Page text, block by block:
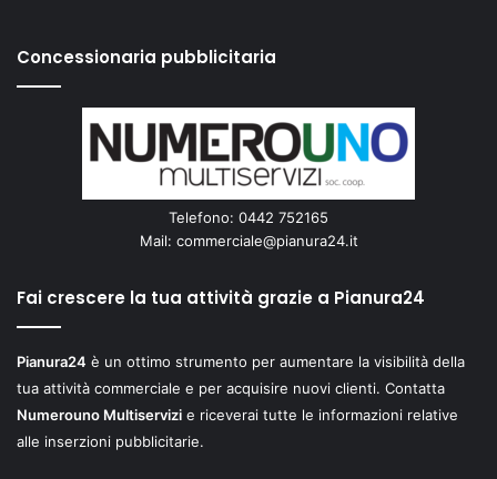
Concessionaria pubblicitaria
Telefono: 0442 752165
Mail: commerciale@pianura24.it
Fai crescere la tua attività grazie a Pianura24
Pianura24 è un ottimo strumento per aumentare la visibilità della
tua attività commerciale e per acquisire nuovi clienti. Contatta
Numerouno Multiservizi e riceverai tutte le informazioni relative
alle inserzioni pubblicitarie.